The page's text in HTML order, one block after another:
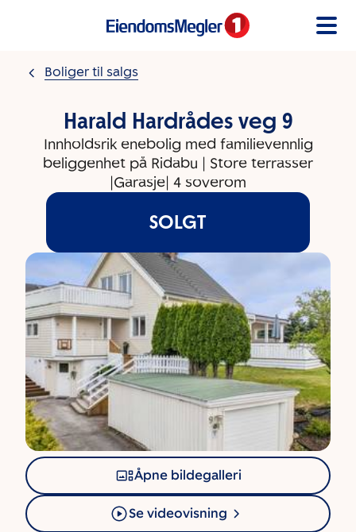
Boliger til salgs
Harald Hardrådes veg 9
Innholdsrik enebolig med familievennlig
beliggenhet på Ridabu | Store terrasser
|Garasje| 4 soverom
SOLGT
Åpne bildegalleri
Se videovisning